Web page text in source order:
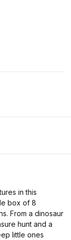
in this
box of 8
From a dinosaur
hunt and a
little ones